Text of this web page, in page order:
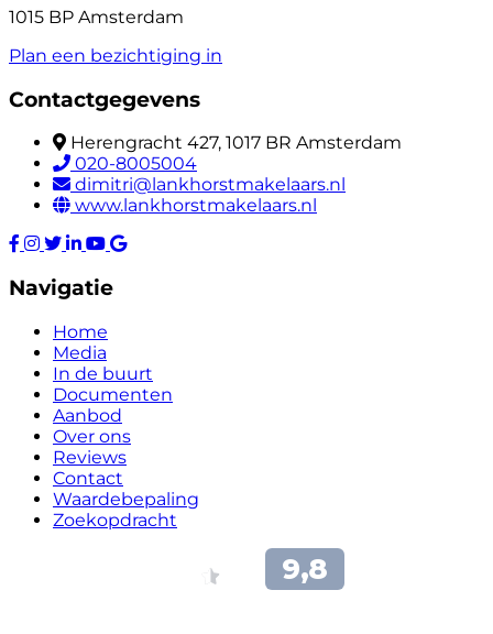
1015 BP Amsterdam
Plan een bezichtiging in
Contactgegevens
Herengracht 427, 1017 BR Amsterdam
020-8005004
dimitri@lankhorstmakelaars.nl
www.lankhorstmakelaars.nl
Navigatie
Home
Media
In de buurt
Documenten
Aanbod
Over ons
Reviews
Contact
Waardebepaling
Zoekopdracht